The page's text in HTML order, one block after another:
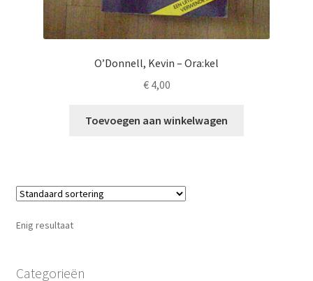
O’Donnell, Kevin – Ora:kel
€4,00
Toevoegen aan winkelwagen
Enig resultaat
Categorieën